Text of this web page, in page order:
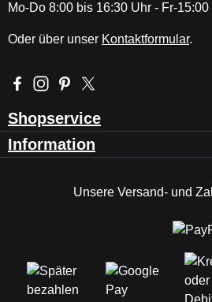
Mo-Do 8:00 bis 16:30 Uhr - Fr-15:00
Oder über unser Kontaktformular.
Besuche uns auf Facebook – öffnet
Schau auf Instagram vorbei –
Lass dich auf Pinterest
Folge uns auf X –
Shopservice
Information
Unsere Versand- und